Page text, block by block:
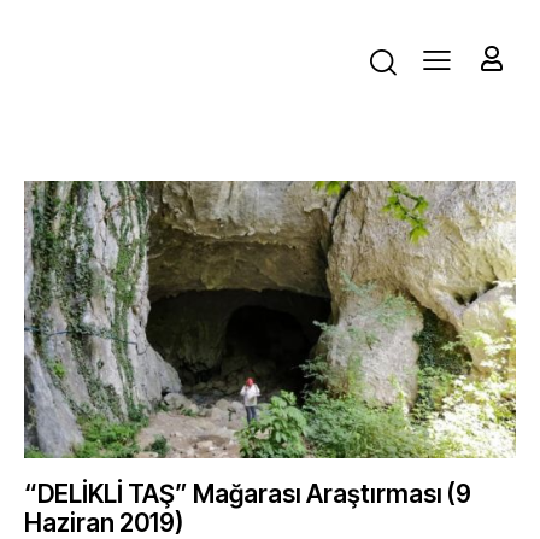
“DELİKLİ TAŞ” Mağarası Araştırması (9
Haziran 2019)